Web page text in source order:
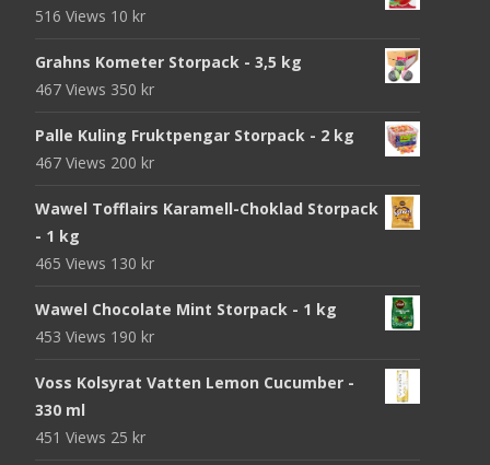
516 Views 10 kr
Grahns Kometer Storpack - 3,5 kg
467 Views 350 kr
Palle Kuling Fruktpengar Storpack - 2 kg
467 Views 200 kr
Wawel Tofflairs Karamell-Choklad Storpack
- 1 kg
465 Views 130 kr
Wawel Chocolate Mint Storpack - 1 kg
453 Views 190 kr
Voss Kolsyrat Vatten Lemon Cucumber -
330 ml
451 Views 25 kr